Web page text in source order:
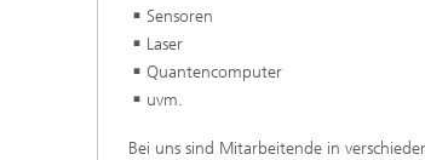
Sensoren
Laser
Quantencomputer
uvm.
Bei uns sind Mitarbeitende in